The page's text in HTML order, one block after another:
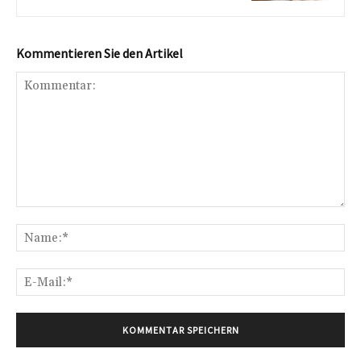
Kommentieren Sie den Artikel